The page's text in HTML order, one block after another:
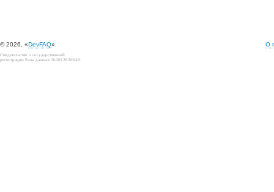
© 2026, «DevFAQ». О
Свидетельство о государственной
регистрации базы данных №2012620649.